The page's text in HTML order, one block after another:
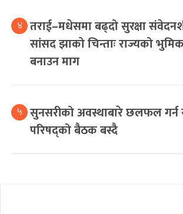
४ तराई–मधेसमा बढ्दो सुरक्षा
सांसद झाको चिन्ताः राज्यको
बनाउन माग
५ सुनसरीको अवस्थाबारे छलफल गर्न
परिषद्को बैठक बस्दै